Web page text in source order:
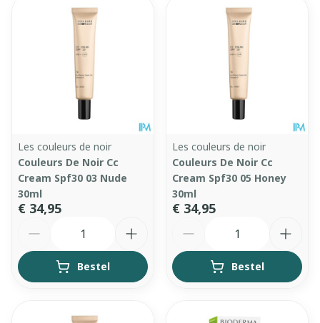
Les couleurs de noir
Couleurs De Noir Cc
Cream Spf30 03 Nude
30ml
€ 34,95
Bestel
Les couleurs de noir
Couleurs De Noir Cc
Cream Spf30 05 Honey
30ml
€ 34,95
Bestel